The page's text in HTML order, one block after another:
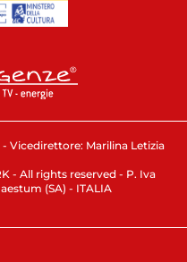
Vicedirettore: Marilina Letizia
- All rights reserved - P. Iva
(SA) - ITALIA